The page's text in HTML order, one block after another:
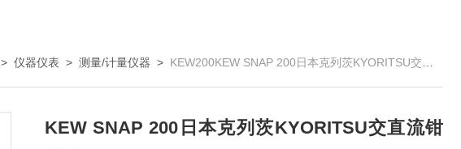
>仪器仪表 >测量/计量仪器 > KEW200KEW SNAP 200日本克列茨KYORITSU交直流钳形表KEW200
KEW SNAP 200日本克列茨KYORITSU交直流钳